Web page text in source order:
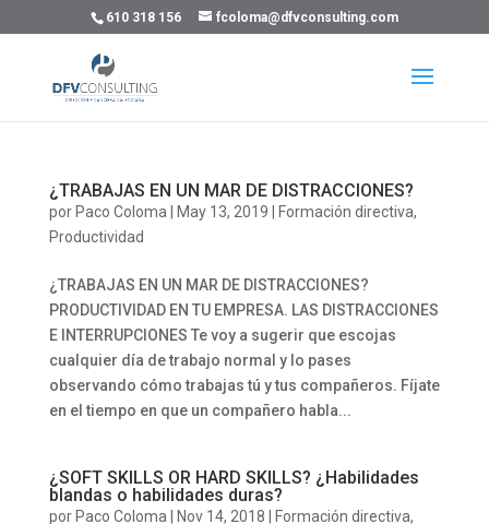
610 318 156 fcoloma@dfvconsulting.com
¿TRABAJAS EN UN MAR DE DISTRACCIONES?
por Paco Coloma May 13, 2019 Formación directiva,
Productividad
¿TRABAJAS EN UN MAR DE DISTRACCIONES?
PRODUCTIVIDAD EN TU EMPRESA. LAS DISTRACCIONES
E INTERRUPCIONES Te voy a sugerir que escojas
cualquier día de trabajo normal y lo pases
observando cómo trabajas tú y tus compañeros. Fíjate
en el tiempo en que un compañero habla...
¿SOFT SKILLS OR HARD SKILLS? ¿Habilidades
blandas o habilidades duras?
por Paco Coloma Nov 14, 2018 Formación directiva,